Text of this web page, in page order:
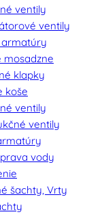
ventily
ventily
armatúry
mosadzne
klapky
koše
ventily
ventily
vody
šachty, Vrty